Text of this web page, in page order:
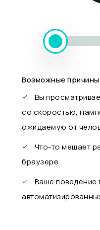
Возможные
Вы
со скоростью,
ожидаемую от
Что-то мешает
браузере
Ваше поведение